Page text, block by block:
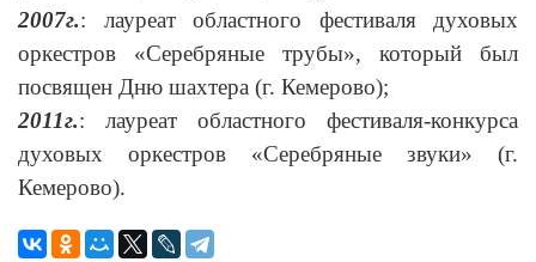
2007г.: лауреат областного фестиваля духовых
оркестров «Серебряные трубы», который был
посвящен Дню шахтера (г. Кемерово);
2011г.: лауреат областного фестиваля-конкурса
духовых оркестров «Серебряные звуки» (г.
Кемерово).